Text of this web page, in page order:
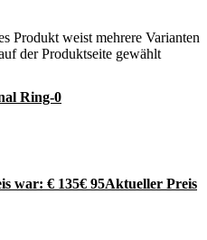
Produkt weist mehrere Varianten
der Produktseite gewählt
war: € 135€ 95Aktueller Preis